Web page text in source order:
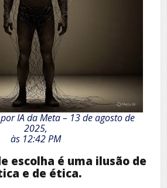
IA da Meta – 13 de agosto de
2025,
às 12:42 PM
escolha é uma ilusão de
e de ética.